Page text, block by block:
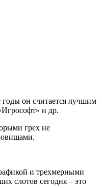
годы он считается лучшим
и др.
грех не
и трехмерными
слотов сегодня – это